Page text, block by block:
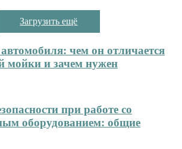
Загрузить ещё
чем он отличается
мойки и зачем нужен
при работе со
оборудованием: общие